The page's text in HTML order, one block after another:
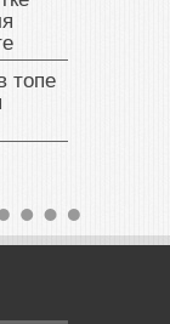
топе